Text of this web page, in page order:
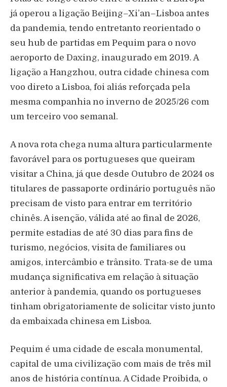
já operou a ligação Beijing–Xi’an–Lisboa antes
da pandemia, tendo entretanto reorientado o
seu hub de partidas em Pequim para o novo
aeroporto de Daxing, inaugurado em 2019. A
ligação a Hangzhou, outra cidade chinesa com
voo direto a Lisboa, foi aliás reforçada pela
mesma companhia no inverno de 2025/26 com
um terceiro voo semanal.
A nova rota chega numa altura particularmente
favorável para os portugueses que queiram
visitar a China, já que desde Outubro de 2024 os
titulares de passaporte ordinário português não
precisam de visto para entrar em território
chinês. A isenção, válida até ao final de 2026,
permite estadias de até 30 dias para fins de
turismo, negócios, visita de familiares ou
amigos, intercâmbio e trânsito. Trata-se de uma
mudança significativa em relação à situação
anterior à pandemia, quando os portugueses
tinham obrigatoriamente de solicitar visto junto
da embaixada chinesa em Lisboa.
Pequim é uma cidade de escala monumental,
capital de uma civilização com mais de três mil
anos de história contínua. A Cidade Proibida, o